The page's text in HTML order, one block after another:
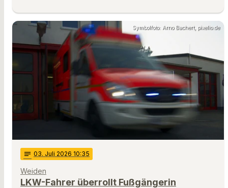
Symbolfoto: Arno Bachert, pixelio.de
notes 03. Juli 2026 10:35
Weiden
LKW-Fahrer überrollt Fußgängerin